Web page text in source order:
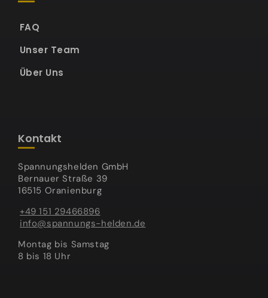
FAQ
Unser Team
Über Uns
Kontakt
Spannungshelden GmbH
Bernauer Straße 39
16515 Oranienburg
+49 151 29466896
info@spannungs-helden.de
Montag bis Samstag
8 bis 18 Uhr